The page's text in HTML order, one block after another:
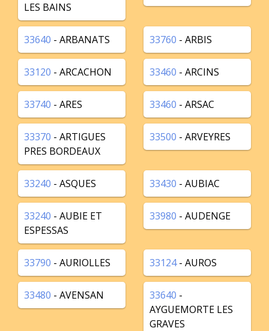
LES BAINS
33640 - ARBANATS 33760 - ARBIS
33120 - ARCACHON 33460 - ARCINS
33740 - ARES 33460 - ARSAC
33370 - ARTIGUES
PRES BORDEAUX
33500 - ARVEYRES
33240 - ASQUES 33430 - AUBIAC
33240 - AUBIE ET
ESPESSAS
33980 - AUDENGE
33790 - AURIOLLES 33124- AUROS
33480 - AVENSAN 33640 -
AYGUEMORTE LES
GRAVES